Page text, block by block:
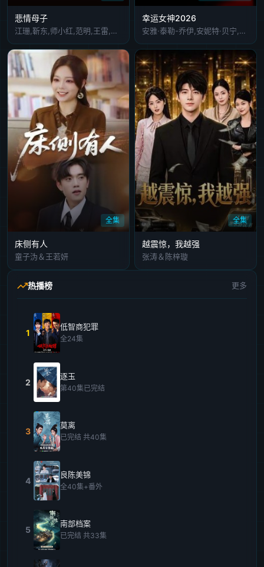
悲情母子
江珊,靳东,师小红,范明,王雷,莫小奇
幸运女神2026
安雅·泰勒-乔伊,安妮特·贝宁,蒂莫西·奥利芬特,安洁纽·艾莉丝-泰勒,小克利夫顿·克林斯,德鲁·斯塔基,威廉·菲克纳,莫·麦克雷,Mika McCalla,阿德因·恩卡拉德,马修·劳奇,Ariel Flores,埃里克·兰格,奎因·奥恩,迪恩·S·贾格尔,克雷格·韦茨巴赫尔,Antal Kalik,米西·克莱尔·法尔科内,蒂莫西 E.古德温,尤金·金
全集
床侧有人
童子沩＆王若妍
全集
越震惊，我越强
张涛＆陈梓璇
热播榜 更多
1
低智商犯罪
全24集
2
逐玉
第40集已完结
3
莫离
已完结 共40集
4
良陈美锦
全40集+番外
5
南部档案
已完结 共33集